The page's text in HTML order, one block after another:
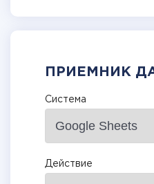
ПРИЕМНИК
Система
Действие